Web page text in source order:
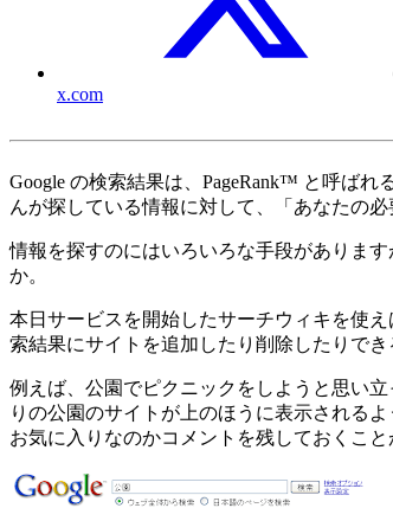
x.com
Google の検索結果は、PageRank™ と呼ば
んが探している情報に対して、「あなたの
情報を探すのにはいろいろな手段がありま
か。
本日サービスを開始したサーチウィキを使
索結果にサイトを追加したり削除したりで
例えば、公園でピクニックをしようと思い
りの公園のサイトが上のほうに表示される
お気に入りなのかコメントを残しておくこと